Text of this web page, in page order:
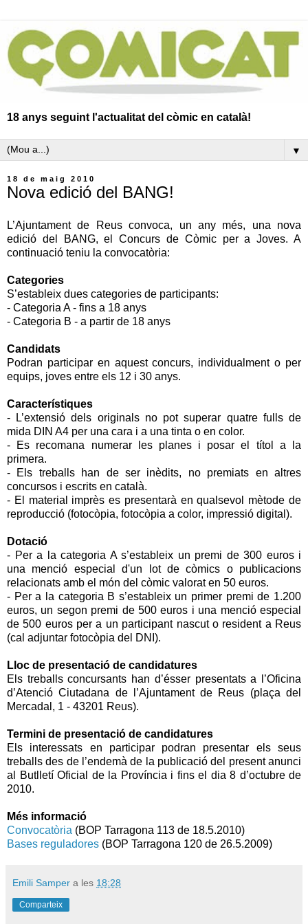
18 anys seguint l'actualitat del còmic en català!
▼
18 de maig 2010
Nova edició del BANG!
L’Ajuntament de Reus convoca, un any més, una nova
edició del BANG, el Concurs de Còmic per a Joves. A
continuació teniu la convocatòria:
Categories
S’estableix dues categories de participants:
- Categoria A - fins a 18 anys
- Categoria B - a partir de 18 anys
Candidats
Podran participar en aquest concurs, individualment o per
equips, joves entre els 12 i 30 anys.
Característiques
- L’extensió dels originals no pot superar quatre fulls de
mida DIN A4 per una cara i a una tinta o en color.
- Es recomana numerar les planes i posar el títol a la
primera.
- Els treballs han de ser inèdits, no premiats en altres
concursos i escrits en català.
- El material imprès es presentarà en qualsevol mètode de
reproducció (fotocòpia, fotocòpia a color, impressió digital).
Dotació
- Per a la categoria A s’estableix un premi de 300 euros i
una menció especial d'un lot de còmics o publicacions
relacionats amb el món del còmic valorat en 50 euros.
- Per a la categoria B s’estableix un primer premi de 1.200
euros, un segon premi de 500 euros i una menció especial
de 500 euros per a un participant nascut o resident a Reus
(cal adjuntar fotocòpia del DNI).
Lloc de presentació de candidatures
Els treballs concursants han d’ésser presentats a l’Oficina
d’Atenció Ciutadana de l’Ajuntament de Reus (plaça del
Mercadal, 1 - 43201 Reus).
Termini de presentació de candidatures
Els interessats en participar podran presentar els seus
treballs des de l’endemà de la publicació del present anunci
al Butlletí Oficial de la Província i fins el dia 8 d’octubre de
2010.
Més informació
Convocatòria (BOP Tarragona 113 de 18.5.2010)
Bases reguladores (BOP Tarragona 120 de 26.5.2009)
Emili Samper a les 18:28
Comparteix